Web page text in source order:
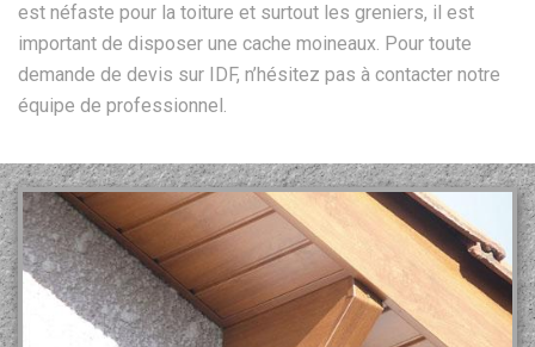
est néfaste pour la toiture et surtout les greniers, il est
important de disposer une cache moineaux. Pour toute
demande de devis sur IDF, n’hésitez pas à contacter notre
équipe de professionnel.